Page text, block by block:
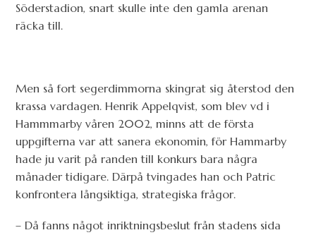
Söderstadion, snart skulle inte den gamla arenan
räcka till.
Men så fort segerdimmorna skingrat sig återstod den
krassa vardagen. Henrik Appelqvist, som blev vd i
Hammmarby våren 2002, minns att de första
uppgifterna var att sanera ekonomin, för Hammarby
hade ju varit på randen till konkurs bara några
månader tidigare. Därpå tvingades han och Patric
konfrontera långsiktiga, strategiska frågor.
– Då fanns något inriktningsbeslut från stadens sida